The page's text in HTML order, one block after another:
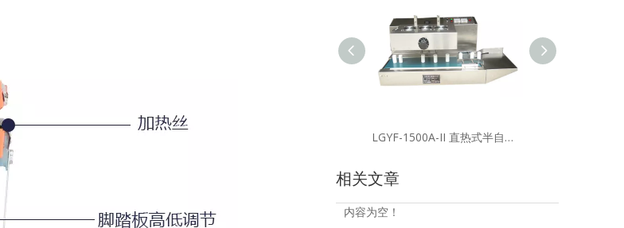
LGYF-1500A-II 直热式半自动垫片封口机
相关文章
内容为空！